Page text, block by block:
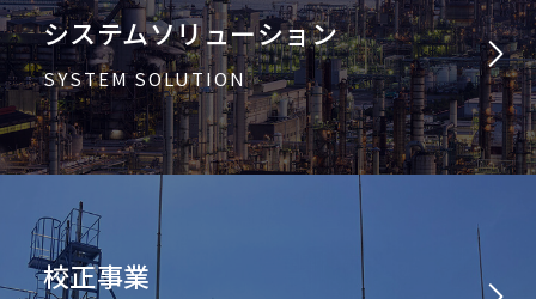
システムソリューション
SYSTEM SOLUTION
校正事業